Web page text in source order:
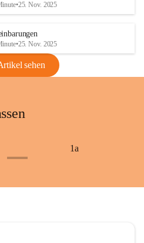
•25. Nov. 2025
•25. Nov. 2025
sehen
1a